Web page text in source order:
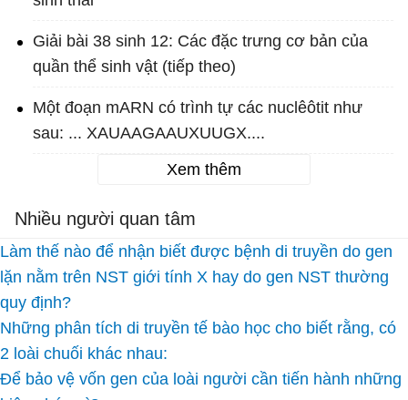
Giải bài 38 sinh 12: Các đặc trưng cơ bản của
quần thể sinh vật (tiếp theo)
Một đoạn mARN có trình tự các nuclêôtit như
sau: ... XAUAAGAAUXUUGX....
Xem thêm
Nhiều người quan tâm
Làm thế nào để nhận biết được bệnh di truyền do gen
lặn nằm trên NST giới tính X hay do gen NST thường
quy định?
Những phân tích di truyền tế bào học cho biết rằng, có
2 loài chuối khác nhau:
Để bảo vệ vốn gen của loài người cần tiến hành những